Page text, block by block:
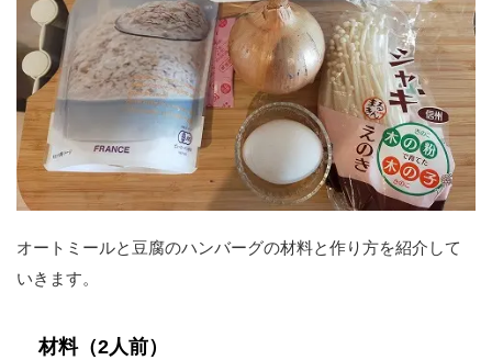
オートミールと豆腐のハンバーグの材料と作り方を紹介して
いきます。
材料（2人前）